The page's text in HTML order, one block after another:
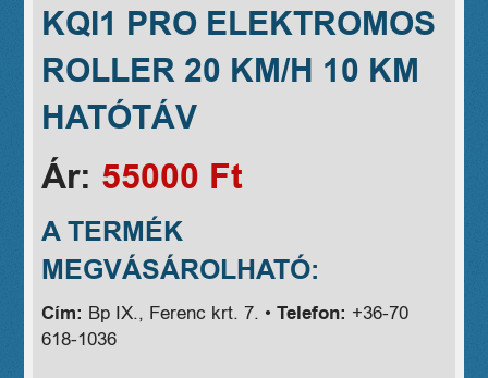
KQI1 PRO ELEKTROMOS
ROLLER 20 KM/H 10 KM
HATÓTÁV
Ár: 55000 Ft
A TERMÉK
MEGVÁSÁROLHATÓ:
Cím: Bp IX., Ferenc krt. 7. •Telefon: +36-70
618-1036